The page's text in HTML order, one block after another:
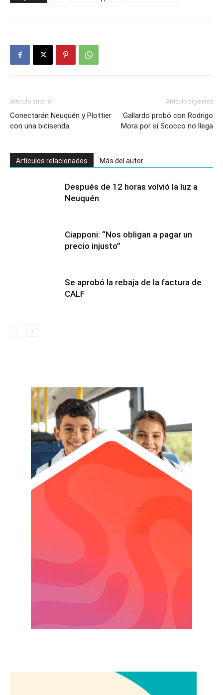
Artículo anterior
Conectarán Neuquén y Plottier
con una bicisenda
Artículo siguiente
Gallardo probó con Rodrigo
Mora por si Scocco no llega
Artículos relacionados Más del autor
Después de 12 horas volvió la luz a
Neuquén
Ciapponi: “Nos obligan a pagar un
precio injusto”
Se aprobó la rebaja de la factura de
CALF